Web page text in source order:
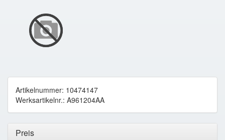
Artikelnummer: 10474147
Werksartikelnr.: A961204AA
Preis